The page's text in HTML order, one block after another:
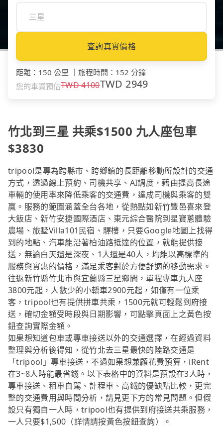
查詢真實價格
距離 ： 150 公里 旅程時間 ： 152 分鐘
您的車資預估TWD4100TWD 2949
竹北到三星 共乘$1500 九人座包車
$3830
tripool是專為跨縣市、跨鄉鎮的長距離移動所設計的交通
方式，透過線上預約、司機共享、AI調度，藉由提高長途
車輛的使用率來降低乘客的交通費，達成司機與乘客的雙
贏。服務的範圍涵蓋全台各地，從熱點如新竹豐邑喜來登
大飯店、新竹安捷國際酒店、東元綜合醫院到星寶蔥體驗
農場、旅墅Villa101民宿、驛樓，只要Google地圖上找得
到的地點、汽車能沿著柏油路抵達的位置，就能提供接
送，無論白天還是深夜、1人還是40人，均能以高標準的
服務與實惠的價格，滿足乘客對於方便舒適的移動需求。
往返新竹縣竹北市與宜蘭縣三星鄉間，單程專車九人座
3800元起，人數少的小轎車2900元起，如僅有一位乘
客，tripool也有提供拼車共乘，1500元就可輕鬆到府接
送，確切金額受時段與日期影響，可點擊頁面上之黃色按
鈕查詢實際金額。
如果想知道包車或專車接送以外的交通選擇，在經過資料
整理與分析後得知，從竹北去三星最快的陸路交通是
「tripool」專車接送，不過如果想兼顧花費預算，iRent
在3~8人時能最省錢。以下表格中的資料是預設在3人時，
專車接送、租車自駕、計程車、高鐵的優缺點比較，更完
整的交通費用與時間分析，請見更下方的常見問題。但假
設只有獨自一人時，tripool也有提供到府接送共乘服務，
一人只要$1,500（詳情請按黃色按鈕查詢）。